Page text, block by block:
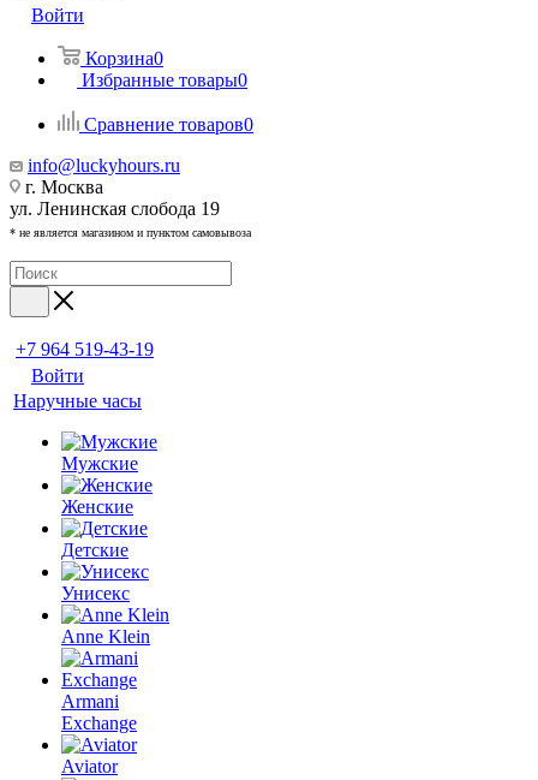
Войти
Корзина0
Избранные товары0
Сравнение товаров0
info@luckyhours.ru
г. Москва
ул. Ленинская слобода 19
* не является магазином и пунктом самовывоза
+7 964 519-43-19
Войти
Наручные часы
Мужские
Женские
Детские
Унисекс
Anne Klein
Armani
Exchange
Aviator